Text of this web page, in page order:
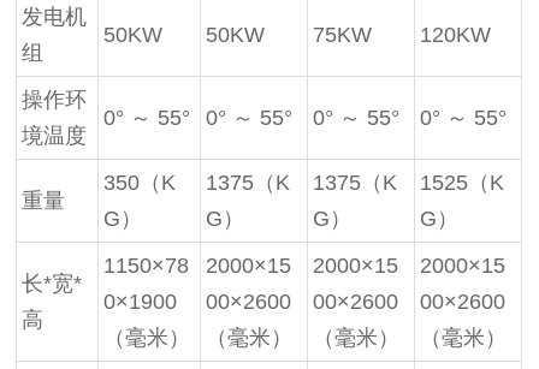
发电机
组
50KW 50KW 75KW 120KW
操作环
境温度
0° ～ 55° 0° ～ 55° 0° ～ 55° 0° ～ 55°
重量
350（K
G）
1375（K
G）
1375（K
G）
1525（K
G）
长*宽*
高
1150×78
0×1900
（毫米）
2000×15
00×2600
（毫米）
2000×15
00×2600
（毫米）
2000×15
00×2600
（毫米）